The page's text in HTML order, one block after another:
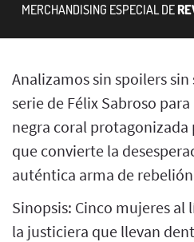
MERCHANDISING ESPECIAL DE
Analizamos sin spoilers
serie de Félix Sabroso
negra coral
que convierte la
auténtica arma de
Sinopsis: Cinco mujeres
la justiciera que llevan